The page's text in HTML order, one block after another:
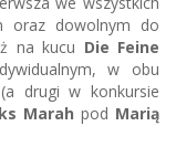
oraz dowolnym do
na kucu Die Feine
w obu
drugi w konkursie
Marah pod Marią